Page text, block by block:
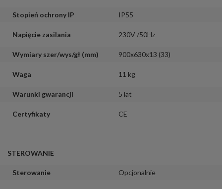
Stopień ochrony IP IP55
Napięcie zasilania 230V /50Hz
Wymiary szer/wys/gł (mm) 900x630x13 (33)
Waga 11 kg
Warunki gwarancji 5 lat
Certyfikaty CE
STEROWANIE
Sterowanie Opcjonalnie